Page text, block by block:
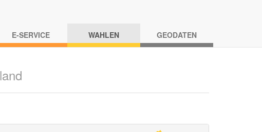
E-SERVICE WAHLEN GEODATEN